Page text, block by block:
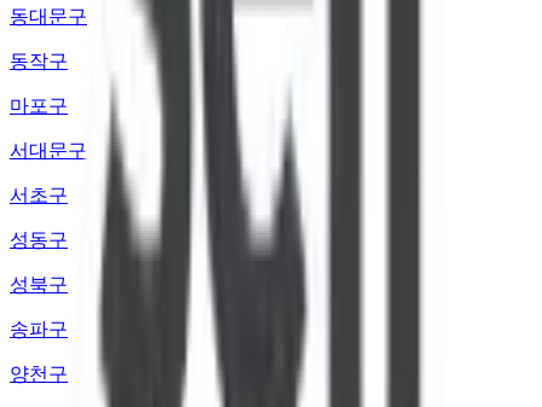
동대문구
동작구
마포구
서대문구
서초구
성동구
성북구
송파구
양천구